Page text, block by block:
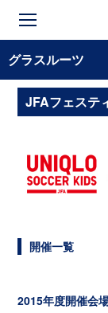
グラスルーツ
JFAフェステ
開催一覧
2015年度開催会